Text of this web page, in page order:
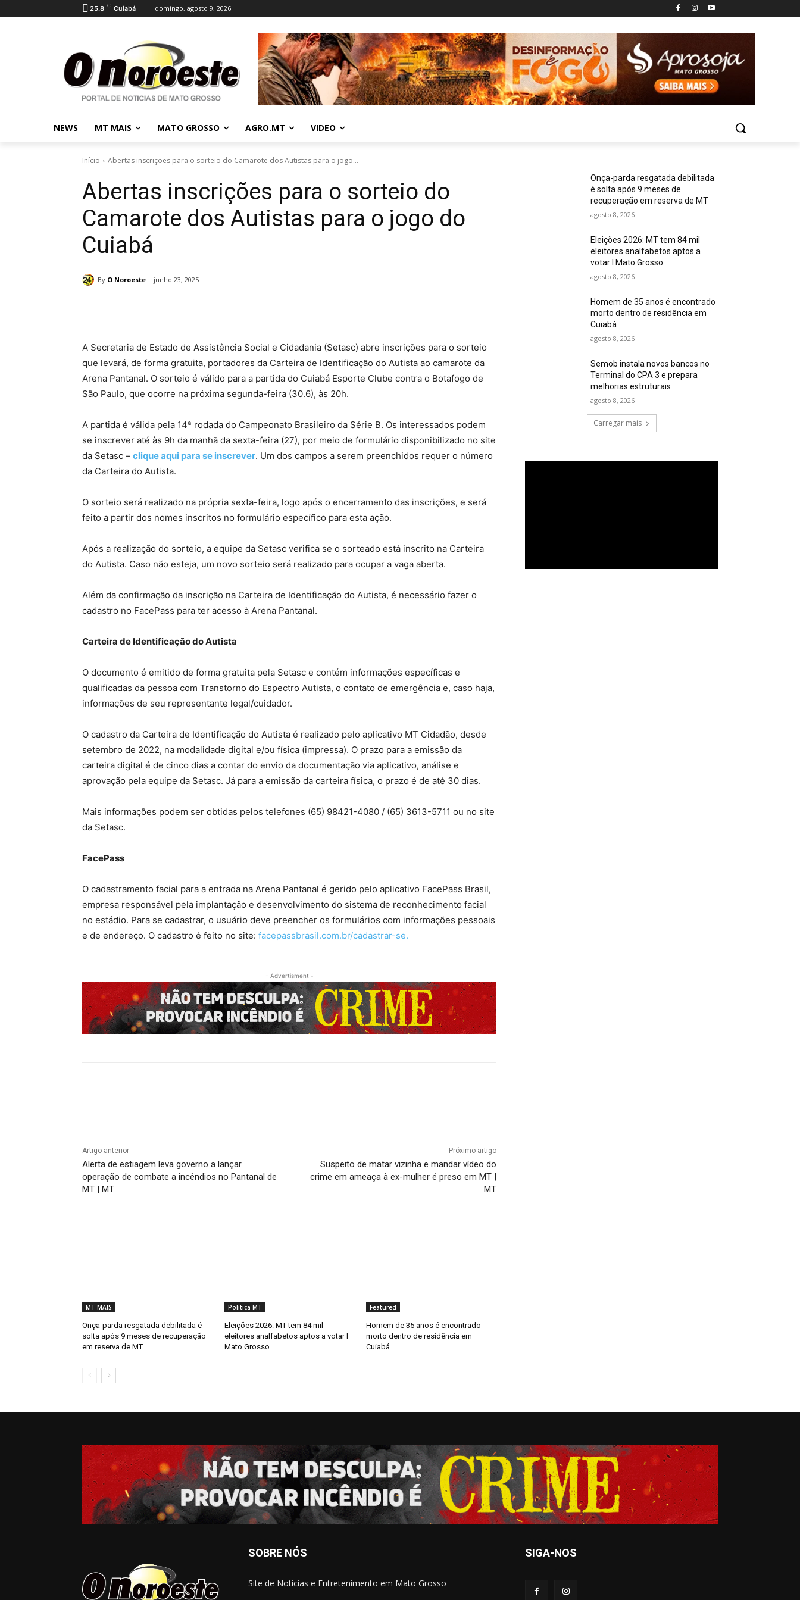
25.8 C Cuiabá domingo, agosto 9, 2026
NEWS MT MAIS MATO GROSSO AGRO.MT VIDEO
Início Abertas inscrições para o sorteio do Camarote dos Autistas para o jogo...
Abertas inscrições para o sorteio do
Camarote dos Autistas para o jogo do
Cuiabá
By O Noroeste junho 23, 2025
A Secretaria de Estado de Assistência Social e Cidadania (Setasc) abre inscrições para o sorteio
que levará, de forma gratuita, portadores da Carteira de Identificação do Autista ao camarote da
Arena Pantanal. O sorteio é válido para a partida do Cuiabá Esporte Clube contra o Botafogo de
São Paulo, que ocorre na próxima segunda-feira (30.6), às 20h.
A partida é válida pela 14ª rodada do Campeonato Brasileiro da Série B. Os interessados podem
se inscrever até às 9h da manhã da sexta-feira (27), por meio de formulário disponibilizado no site
da Setasc – clique aqui para se inscrever. Um dos campos a serem preenchidos requer o número
da Carteira do Autista.
O sorteio será realizado na própria sexta-feira, logo após o encerramento das inscrições, e será
feito a partir dos nomes inscritos no formulário específico para esta ação.
Após a realização do sorteio, a equipe da Setasc verifica se o sorteado está inscrito na Carteira
do Autista. Caso não esteja, um novo sorteio será realizado para ocupar a vaga aberta.
Além da confirmação da inscrição na Carteira de Identificação do Autista, é necessário fazer o
cadastro no FacePass para ter acesso à Arena Pantanal.
Carteira de Identificação do Autista
O documento é emitido de forma gratuita pela Setasc e contém informações específicas e
qualificadas da pessoa com Transtorno do Espectro Autista, o contato de emergência e, caso haja,
informações de seu representante legal/cuidador.
O cadastro da Carteira de Identificação do Autista é realizado pelo aplicativo MT Cidadão, desde
setembro de 2022, na modalidade digital e/ou física (impressa). O prazo para a emissão da
carteira digital é de cinco dias a contar do envio da documentação via aplicativo, análise e
aprovação pela equipe da Setasc. Já para a emissão da carteira física, o prazo é de até 30 dias.
Mais informações podem ser obtidas pelos telefones (65) 98421-4080 / (65) 3613-5711 ou no site
da Setasc.
FacePass
O cadastramento facial para a entrada na Arena Pantanal é gerido pelo aplicativo FacePass Brasil,
empresa responsável pela implantação e desenvolvimento do sistema de reconhecimento facial
no estádio. Para se cadastrar, o usuário deve preencher os formulários com informações pessoais
e de endereço. O cadastro é feito no site: facepassbrasil.com.br/cadastrar-se.
- Advertisment -
Artigo anterior
Alerta de estiagem leva governo a lançar
operação de combate a incêndios no Pantanal de
MT | MT
Próximo artigo
Suspeito de matar vizinha e mandar vídeo do
crime em ameaça à ex-mulher é preso em MT |
MT
MT MAIS
Onça-parda resgatada debilitada é
solta após 9 meses de recuperação
em reserva de MT
Politica MT
Eleições 2026: MT tem 84 mil
eleitores analfabetos aptos a votar I
Mato Grosso
Featured
Homem de 35 anos é encontrado
morto dentro de residência em
Cuiabá
Onça-parda resgatada debilitada
é solta após 9 meses de
recuperação em reserva de MT
agosto 8, 2026
Eleições 2026: MT tem 84 mil
eleitores analfabetos aptos a
votar I Mato Grosso
agosto 8, 2026
Homem de 35 anos é encontrado
morto dentro de residência em
Cuiabá
agosto 8, 2026
Semob instala novos bancos no
Terminal do CPA 3 e prepara
melhorias estruturais
agosto 8, 2026
Carregar mais
SOBRE NÓS
Site de Noticias e Entretenimento em Mato Grosso
SIGA-NOS